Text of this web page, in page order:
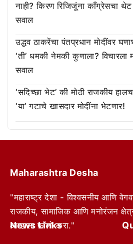
नाही? किरण रिजिजूंना काँग्रेसचा थेट
सवाल
उद्धव ठाकरेंचा पंतप्रधान मोदींवर
‘ती’ धमकी नेमकी कुणाला? विचारला
सवाल
‘सदिच्छा भेट’ की मोठी राजकीय
‘या’ गटाचे खासदार मोदींना भेटणार!
Maharashtra Desha
"महाराष्ट्र देशा - विश्वसनीय आणि
राजकीय, सामाजिक आणि मनोरंजन
आम्हाला फॉलो करा."
News Links